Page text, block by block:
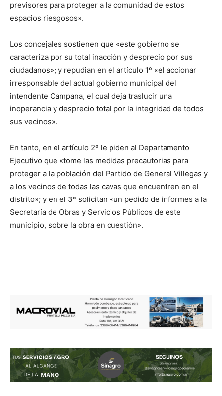
previsores para proteger a la comunidad de estos
espacios riesgosos».
Los concejales sostienen que «este gobierno se
caracteriza por su total inacción y desprecio por sus
ciudadanos»; y repudian en el artículo 1º «el accionar
irresponsable del actual gobierno municipal del
intendente Campana, el cual deja traslucir una
inoperancia y desprecio total por la integridad de todos
sus vecinos».
En tanto, en el artículo 2º le piden al Departamento
Ejecutivo que «tome las medidas precautorias para
proteger a la población del Partido de General Villegas y
a los vecinos de todas las cavas que encuentren en el
distrito»; y en el 3º solicitan «un pedido de informes a la
Secretaría de Obras y Servicios Públicos de este
municipio, sobre la obra en cuestión».